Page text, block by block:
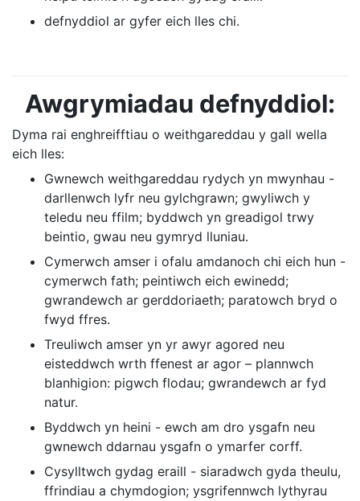
defnyddiol ar gyfer eich lles chi.
Awgrymiadau defnyddiol:
Dyma rai enghreifftiau o weithgareddau y gall wella
eich lles:
Gwnewch weithgareddau rydych yn mwynhau -
darllenwch lyfr neu gylchgrawn; gwyliwch y
teledu neu ffilm; byddwch yn greadigol trwy
beintio, gwau neu gymryd lluniau.
Cymerwch amser i ofalu amdanoch chi eich hun -
cymerwch fath; peintiwch eich ewinedd;
gwrandewch ar gerddoriaeth; paratowch bryd o
fwyd ffres.
Treuliwch amser yn yr awyr agored neu
eisteddwch wrth ffenest ar agor – plannwch
blanhigion: pigwch flodau; gwrandewch ar fyd
natur.
Byddwch yn heini - ewch am dro ysgafn neu
gwnewch ddarnau ysgafn o ymarfer corff.
Cysylltwch gydag eraill - siaradwch gyda theulu,
ffrindiau a chymdogion; ysgrifennwch lythyrau